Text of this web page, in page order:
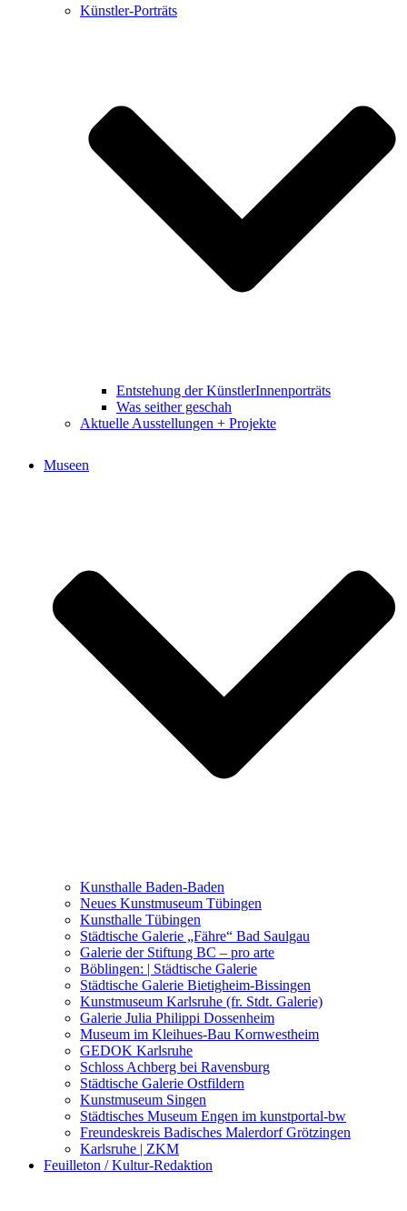
Künstler-Porträts
Entstehung der KünstlerInnenporträts
Was seither geschah
Aktuelle Ausstellungen + Projekte
Was seither geschah
Kunstwettbewerbe, Ausschreibungen für Künstler
Museen
Kunsthalle Baden-Baden
Neues Kunstmuseum Tübingen
Kunsthalle Tübingen
Städtische Galerie „Fähre“ Bad Saulgau
Galerie der Stiftung BC – pro arte
Böblingen: | Städtische Galerie
Städtische Galerie Bietigheim-Bissingen
Kunstmuseum Karlsruhe (fr. Stdt. Galerie)
Galerie Julia Philippi Dossenheim
Museum im Kleihues-Bau Kornwestheim
GEDOK Karlsruhe
Schloss Achberg bei Ravensburg
Städtische Galerie Ostfildern
Kunstmuseum Singen
Städtisches Museum Engen im kunstportal-bw
Freundeskreis Badisches Malerdorf Grötzingen
Karlsruhe | ZKM
Feuilleton / Kultur-Redaktion